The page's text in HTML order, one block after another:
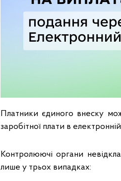
Платники єдиного внеску
заробітної плати в
Контролюючі органи
лише у трьох випадках: